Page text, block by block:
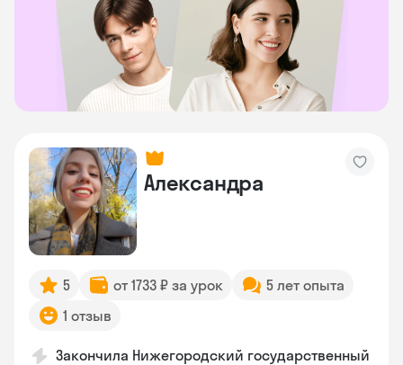
Александра
5 от 1733 ₽ за урок
5 лет опыта
1 отзыв
Закончила Нижегородский государственный